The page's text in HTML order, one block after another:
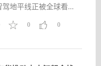
地平线正被全球看...
0
0